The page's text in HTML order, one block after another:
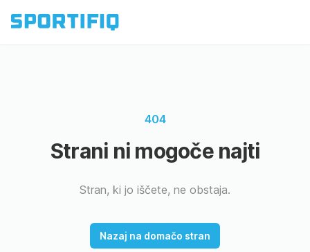
404
Strani ni mogoče najti
Stran, ki jo iščete, ne obstaja.
Nazaj na domačo stran